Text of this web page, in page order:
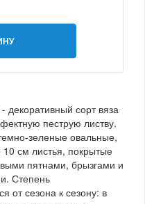
сорт вяза
пеструю листву.
зеленые овальные,
см листья, покрытые
пятнами, брызгами и
Степень
от сезона к сезону: в